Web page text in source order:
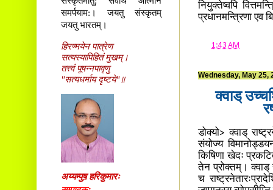
नियुक्तेष्वपि
प्रधानमन्त्रिणा एव
1:43 AM
Wednesday, May 25,
क्वाड्
डोक्यो> क्वाड्
संयोज्य
किषिणा खेदः
तेन प्रोक्तम्। क्वाड्
च
समर्पयाम:। जयतु संस्कृतम्
जयतु भारतम्।
हिरण्मयेन पात्रेण
सत्यस्यापिहितं मुखम्।
तत्त्वं पूषन्नपावृणु
"सत्यधर्माय दृष्टये"॥
अय्यम्पुष़ हरिकुमारः